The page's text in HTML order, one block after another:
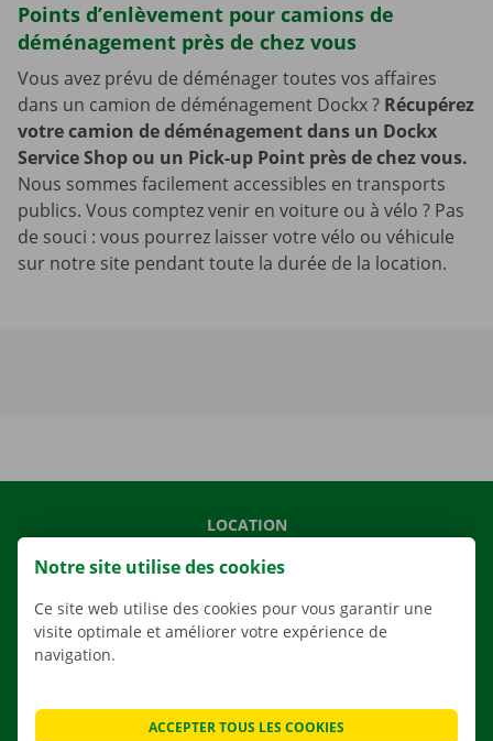
Points d’enlèvement pour camions de
déménagement près de chez vous
Vous avez prévu de déménager toutes vos affaires
dans un camion de déménagement Dockx ? Récupérez
votre camion de déménagement dans un Dockx
Service Shop ou un Pick-up Point près de chez vous.
Nous sommes facilement accessibles en transports
publics. Vous comptez venir en voiture ou à vélo ? Pas
de souci : vous pourrez laisser votre vélo ou véhicule
sur notre site pendant toute la durée de la location.
LOCATION
NOS VÉHICULES
AGENCES
Notre site utilise des cookies
Ce site web utilise des cookies pour vous garantir une
visite optimale et améliorer votre expérience de
navigation.
ACCEPTER TOUS LES COOKIES